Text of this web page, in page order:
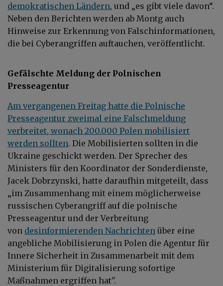
demokratischen Ländern, und „es gibt viele davon“.
Neben den Berichten werden ab Montg auch
Hinweise zur Erkennung von Falschinformationen,
die bei Cyberangriffen auftauchen, veröffentlicht.
Gefälschte Meldung der Polnischen
Presseagentur
Am vergangenen Freitag hatte die Polnische
Presseagentur zweimal eine Falschmeldung
verbreitet, wonach 200.000 Polen mobilisiert
werden sollten. Die Mobilisierten sollten in die
Ukraine geschickt werden. Der Sprecher des
Ministers für den Koordinator der Sonderdienste,
Jacek Dobrzynski, hatte daraufhin mitgeteilt, dass
„im Zusammenhang mit einem möglicherweise
russischen Cyberangriff auf die polnische
Presseagentur und der Verbreitung
von desinformierenden Nachrichten über eine
angebliche Mobilisierung in Polen die Agentur für
Innere Sicherheit in Zusammenarbeit mit dem
Ministerium für Digitalisierung sofortige
Maßnahmen ergriffen hat".